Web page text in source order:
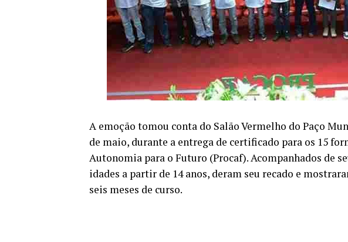
A emoção tomou conta do Salão Vermelho do Paço
de maio, durante a entrega de certificado para os 15
Autonomia para o Futuro (Procaf). Acompanhados de
idades a partir de 14 anos, deram seu recado e
seis meses de curso.